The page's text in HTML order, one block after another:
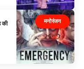
मनोरंजन
की